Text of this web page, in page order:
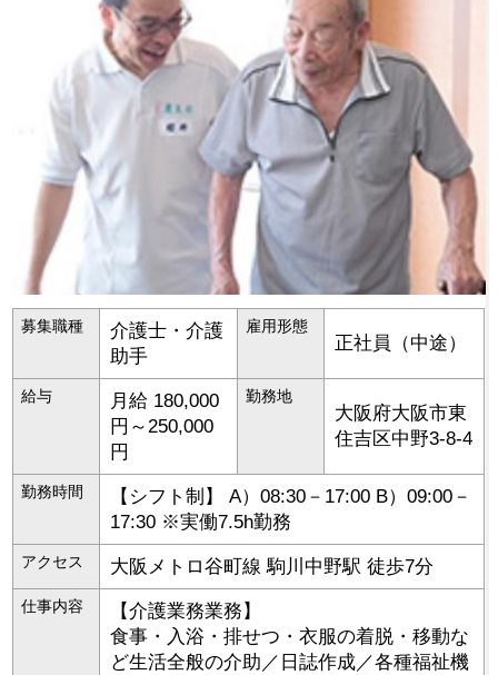
募集職種
介護士・介護
助手
雇用形態
正社員（中途）
給与
月給 180,000
円～250,000
円
勤務地
大阪府大阪市東
住吉区中野3-8-4
勤務時間
【シフト制】 A）08:30－17:00 B）09:00－
17:30 ※実働7.5h勤務
アクセス 大阪メトロ谷町線 駒川中野駅 徒歩7分
仕事内容
【介護業務業務】
食事・入浴・排せつ・衣服の着脱・移動な
ど生活全般の介助／日誌作成／各種福祉機